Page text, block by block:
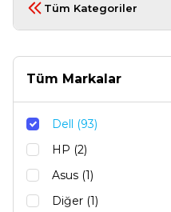
Tüm Kategoriler
Tüm Markalar
Dell (93)
HP (2)
Asus (1)
Diğer (1)